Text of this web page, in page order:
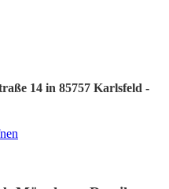
14 in 85757 Karlsfeld -